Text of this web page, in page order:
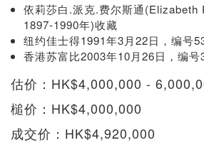
依莉莎白.派克.费尔斯通(Elizabeth
1897-1990年)收藏
纽约佳士得1991年3月22日，编号
香港苏富比2003年10月26日，编号
估价：HK$4,000,000 -
槌价：HK$4,000,000
成交价：HK$4,920,000